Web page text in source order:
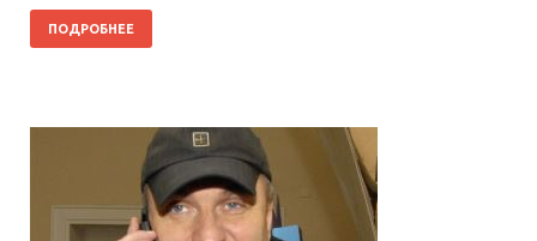
ПОДРОБНЕЕ